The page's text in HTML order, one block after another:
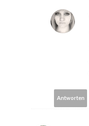
Antworten